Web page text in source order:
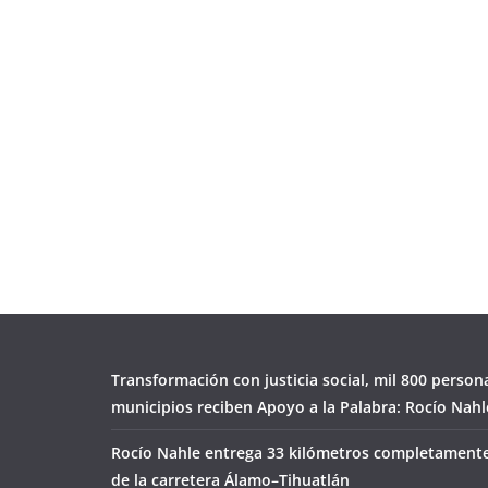
Transformación con justicia social, mil 800
municipios reciben Apoyo a la Palabra: Rocío
Rocío Nahle entrega 33 kilómetros
de la carretera Álamo–Tihuatlán